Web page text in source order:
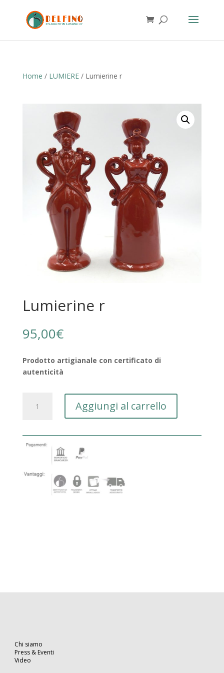
Home / LUMIERE/ Lumierine r
Lumierine r
95,00€
Prodotto artigianale con certificato di
autenticità
Aggiungi al carrello
Chi siamo
Press & Eventi
Video